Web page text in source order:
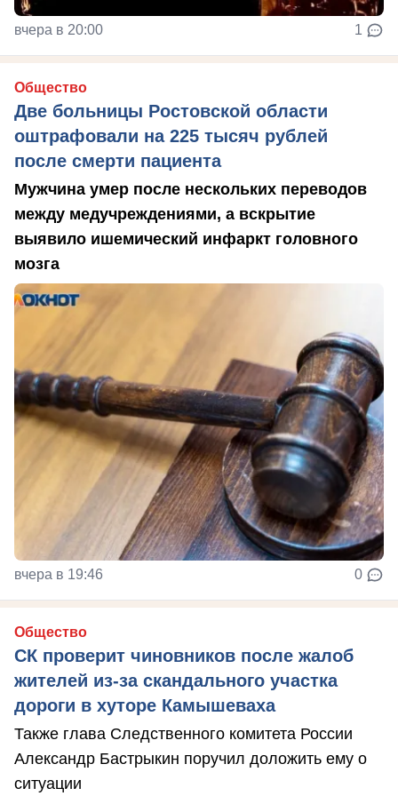
вчера в 20:00 1
Общество
Две больницы Ростовской области
оштрафовали на 225 тысяч рублей
после смерти пациента
Мужчина умер после нескольких переводов
между медучреждениями, а вскрытие
выявило ишемический инфаркт головного
мозга
вчера в 19:46 0
Общество
СК проверит чиновников после жалоб
жителей из-за скандального участка
дороги в хуторе Камышеваха
Также глава Следственного комитета России
Александр Бастрыкин поручил доложить ему о
ситуации